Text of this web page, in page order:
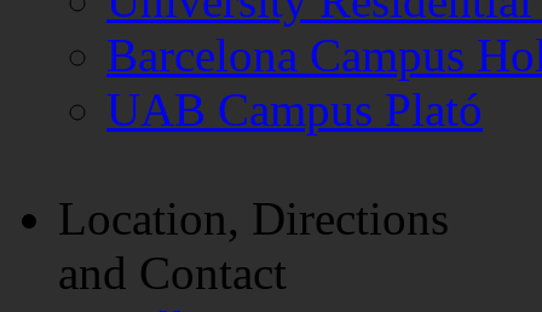
Barcelona Campus
UAB Campus Plató
Location, Directions
and Contact